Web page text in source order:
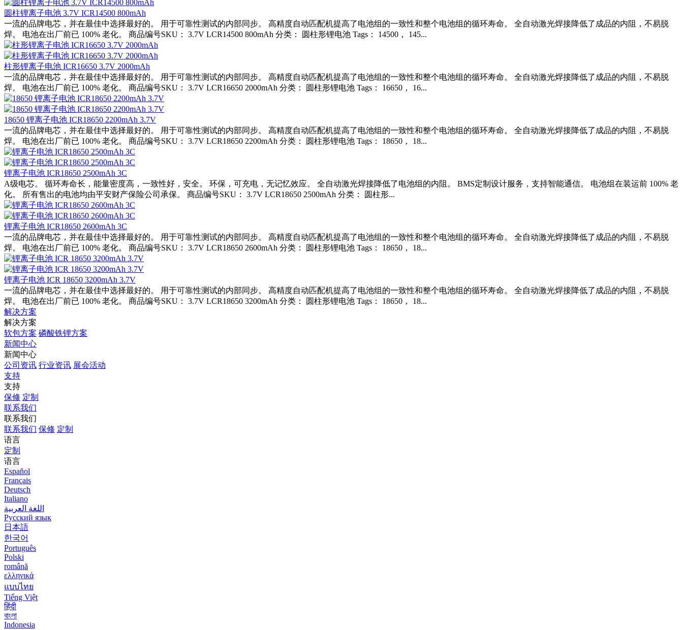
圆柱锂离子电池 3.7V ICR14500 800mAh
一流的品牌电芯，并在最佳中选择最好的。 用于可靠性测试的内部同步。 高精度自动匹配机提高了电池组的一致性和整个电池组的循环寿命。 全自动激光焊接降低了成品的内阻，不易脱
焊。 电池在出厂前已 100% 老化。 商品编号SKU： 3.7V LCR14500 800mAh 分类： 圆柱形锂电池 Tags： 14500， 145...
柱形锂离子电池 ICR16650 3.7V 2000mAh
一流的品牌电芯，并在最佳中选择最好的。 用于可靠性测试的内部同步。 高精度自动匹配机提高了电池组的一致性和整个电池组的循环寿命。 全自动激光焊接降低了成品的内阻，不易脱
焊。 电池在出厂前已 100% 老化。 商品编号SKU： 3.7V LCR16650 2000mAh 分类： 圆柱形锂电池 Tags： 16650， 16...
18650 锂离子电池 ICR18650 2200mAh 3.7V
一流的品牌电芯，并在最佳中选择最好的。 用于可靠性测试的内部同步。 高精度自动匹配机提高了电池组的一致性和整个电池组的循环寿命。 全自动激光焊接降低了成品的内阻，不易脱
焊。 电池在出厂前已 100% 老化。 商品编号SKU： 3.7V LCR18650 2200mAh 分类： 圆柱形锂电池 Tags： 18650， 18...
锂离子电池 ICR18650 2500mAh 3C
A级电芯。 循环寿命长，能量密度高，一致性好，安全。 环保，可充电，无记忆效应。 全自动激光焊接降低了电池组的内阻。 BMS定制设计服务，支持智能通信。 电池组在装运前 100% 老
化。 所有售出的电池均由平安财产保险公司承保。 商品编号SKU： 3.7V LCR18650 2500mAh 分类： 圆柱形...
锂离子电池 ICR18650 2600mAh 3C
一流的品牌电芯，并在最佳中选择最好的。 用于可靠性测试的内部同步。 高精度自动匹配机提高了电池组的一致性和整个电池组的循环寿命。 全自动激光焊接降低了成品的内阻，不易脱
焊。 电池在出厂前已 100% 老化。 商品编号SKU： 3.7V LCR18650 2600mAh 分类： 圆柱形锂电池 Tags： 18650， 18...
锂离子电池 ICR 18650 3200mAh 3.7V
一流的品牌电芯，并在最佳中选择最好的。 用于可靠性测试的内部同步。 高精度自动匹配机提高了电池组的一致性和整个电池组的循环寿命。 全自动激光焊接降低了成品的内阻，不易脱
焊。 电池在出厂前已 100% 老化。 商品编号SKU： 3.7V LCR18650 3200mAh 分类： 圆柱形锂电池 Tags： 18650， 18...
解决方案
解决方案
软包方案 磷酸铁锂方案
新闻中心
新闻中心
公司资讯 行业资讯 展会活动
支持
支持
保修 定制
联系我们
联系我们
联系我们 保修 定制
语言
定制
语言
Español
Français
Deutsch
Italiano
اللغة العربية
Русский язык
日本語
한국어
Português
Polski
română
ελληνικά
แบบไทย
Tiếng Việt
हिंदी
বাংলা
Indonesia